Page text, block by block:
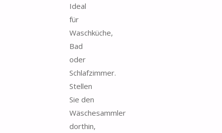
Ideal
für
Waschküche,
Bad
oder
Schlafzimmer.
Stellen
Sie den
Wäschesammler
dorthin,